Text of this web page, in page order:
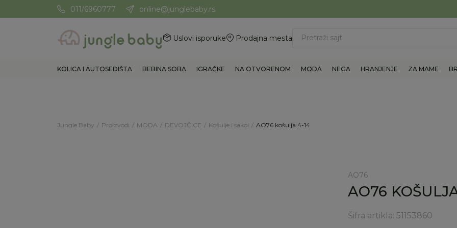
011/6960777 online@junglebaby.rsPotrebna Vam je pomoć? Pozovite 011/6960777
Uslovi isporuke Prodajna mesta Pretraži sajt
KOLICA I AUTOSEDIŠTA BEBINA SOBA IGRAČKE NA OTVORENOM MODA NEGA HRANJENJE ZA MAME
Jungle Baby Proizvodi MODA DEVOJČICE Košulje i sakoi AO76 košulja 4-14
AO76
AO76
Šifra artikla: 51153860